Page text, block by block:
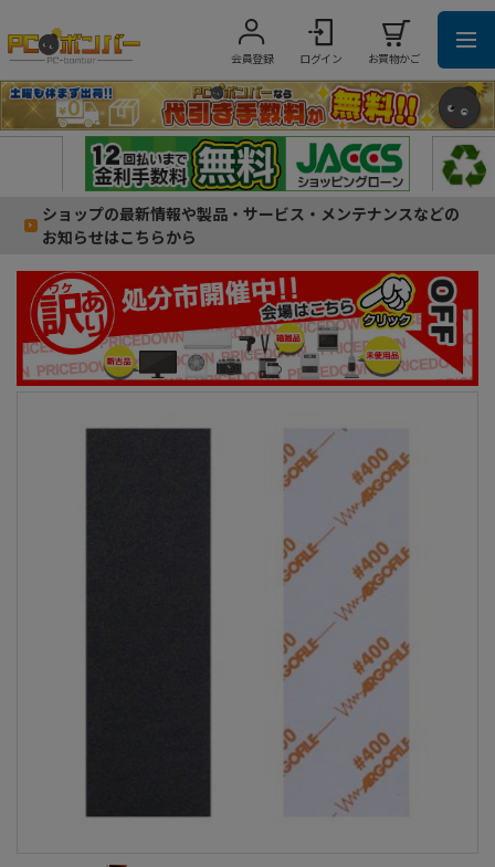
会員登録 ログイン お買物かご
ショップの最新情報や製品・サービス・メンテナンスなどの
お知らせはこちらから